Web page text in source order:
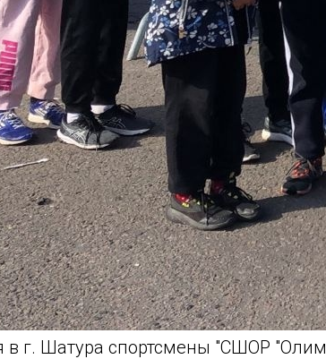
в г. Шатура спортсмены "СШОР